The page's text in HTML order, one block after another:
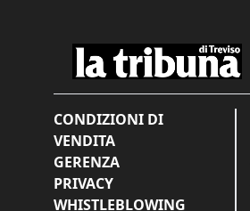
CONDIZIONI DI
VENDITA
GERENZA
PRIVACY
WHISTLEBLOWING